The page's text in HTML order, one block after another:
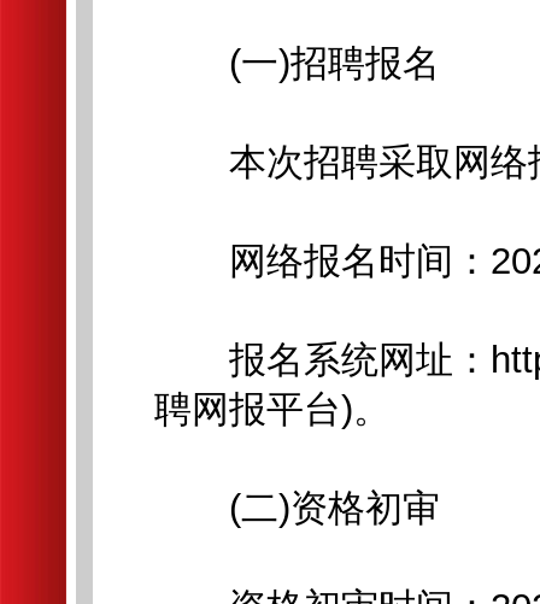
(一)招聘报名
本次招聘采取网络
网络报名时间：
报名系统网址：
聘网报平台)。
(二)资格初审